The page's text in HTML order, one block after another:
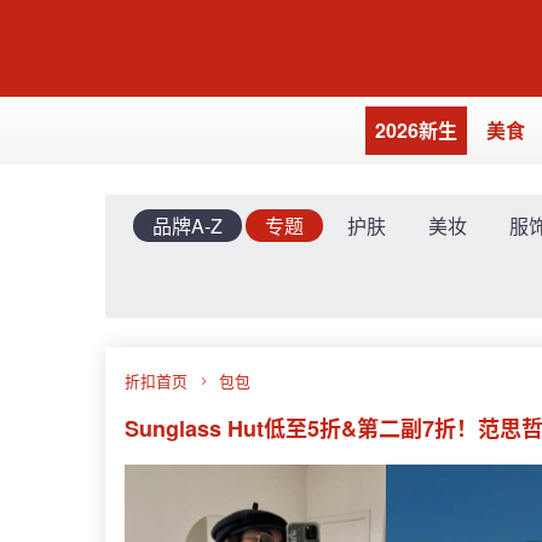
2026新生 美食
品牌A-Z 专题 护肤 美妆 服
折扣首页 包包
Sunglass Hut低至5折&第二副7折！范思